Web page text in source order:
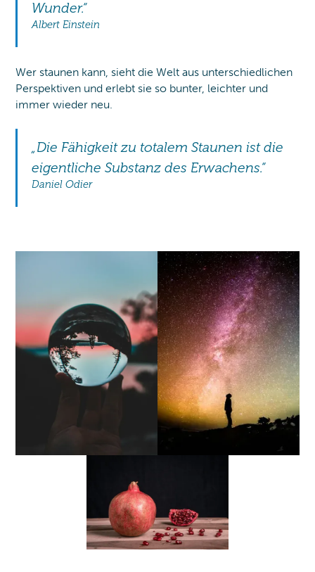
Wunder.“
Albert Einstein
Wer staunen kann, sieht die Welt aus unterschiedlichen
Perspektiven und erlebt sie so bunter, leichter und
immer wieder neu.
„Die Fähigkeit zu totalem Staunen ist die
eigentliche Substanz des Erwachens.“
Daniel Odier